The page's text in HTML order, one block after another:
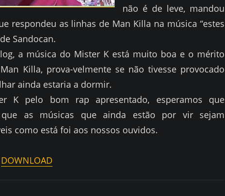
não é de leve, mandou
respondeu as linhas de Man Killa na música “estes
Sandocan.
a música do Mister K está muito boa e o mérito
Killa, prova-velmente se não tivesse provocado
ainda estaria a dormir.
K pelo bom rap apresentado, esperamos que
as músicas que ainda estão por vir sejam
como está foi aos nossos ouvidos.
DOWNLOAD